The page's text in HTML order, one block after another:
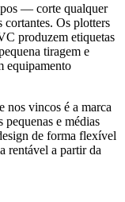
— corte qualquer
cortantes. Os plotters
produzem etiquetas
tiragem e
equipamento
nos vincos é a marca
e médias
de forma flexível
rentável a partir da